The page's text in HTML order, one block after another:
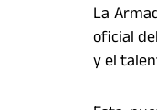
La
oficial del
y el